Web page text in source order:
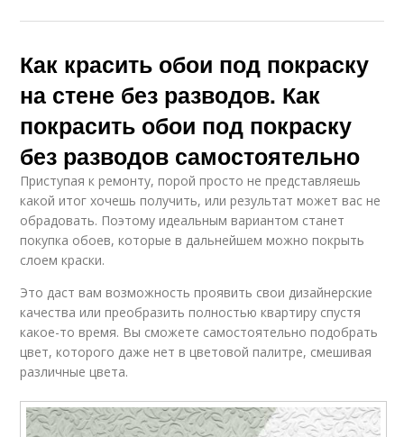
Как красить обои под покраску
на стене без разводов. Как
покрасить обои под покраску
без разводов самостоятельно
Приступая к ремонту, порой просто не представляешь
какой итог хочешь получить, или результат может вас не
обрадовать. Поэтому идеальным вариантом станет
покупка обоев, которые в дальнейшем можно покрыть
слоем краски.
Это даст вам возможность проявить свои дизайнерские
качества или преобразить полностью квартиру спустя
какое-то время. Вы сможете самостоятельно подобрать
цвет, которого даже нет в цветовой палитре, смешивая
различные цвета.